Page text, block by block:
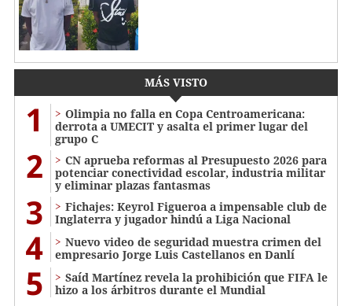
MÁS VISTO
1
Olimpia no falla en Copa Centroamericana:
derrota a UMECIT y asalta el primer lugar del
grupo C
2
CN aprueba reformas al Presupuesto 2026 para
potenciar conectividad escolar, industria militar
y eliminar plazas fantasmas
3
Fichajes: Keyrol Figueroa a impensable club de
Inglaterra y jugador hindú a Liga Nacional
4
Nuevo video de seguridad muestra crimen del
empresario Jorge Luis Castellanos en Danlí
5
Saíd Martínez revela la prohibición que FIFA le
hizo a los árbitros durante el Mundial